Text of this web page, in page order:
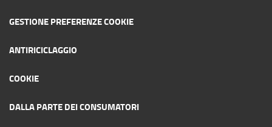
GESTIONE PREFERENZE COOKIE
ANTIRICICLAGGIO
COOKIE
DALLA PARTE DEI CONSUMATORI